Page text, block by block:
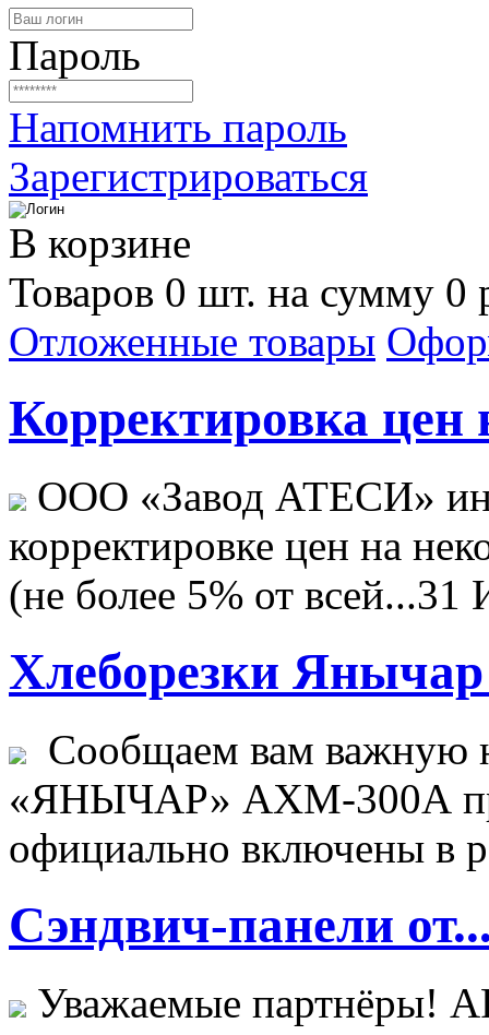
Пароль
Напомнить пароль
Зарегистрироваться
В корзине
Товаров 0 шт. на сумму 0
Отложенные товары
Корректировка цен
ООО «Завод АТЕСИ»
корректировке цен на
(не более 5% от всей...31
Хлеборезки Янычар
Сообщаем вам важную
«ЯНЫЧАР» АХМ-300А
официально включены в
Сэндвич-панели
Уважаемые